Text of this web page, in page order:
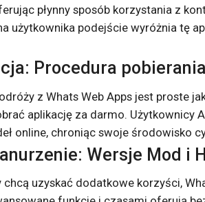
płynny sposób korzystania z
użytkownika podejście wyróżnia tę
Procedura pobierania
z Whats Web Apps jest proste
aplikację za darmo. Użytkownicy
online, chroniąc swoje środowisko
Wersje Mod i
chcą uzyskać dodatkowe korzyści,